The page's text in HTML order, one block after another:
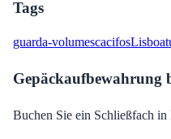
Tags
guarda-volumescacifosLisboa
Gepäckaufbewahrung
Buchen Sie ein Schließfach